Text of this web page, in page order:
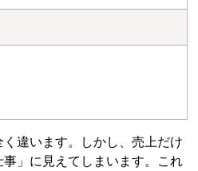
違います。しかし、売上だけ
」に見えてしまいます。これ